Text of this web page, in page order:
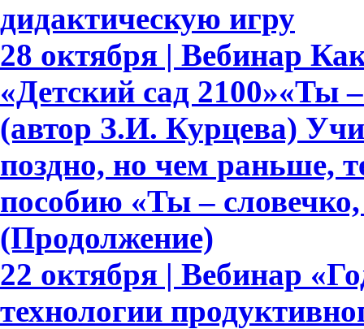
дидактическую игру
28 октября | Вебинар
«Детский сад 2100»«Ты
(автор З.И. Курцева)
поздно, но чем раньше,
пособию «Ты –
(Продолжение)
22 октября | Вебинар
технологии